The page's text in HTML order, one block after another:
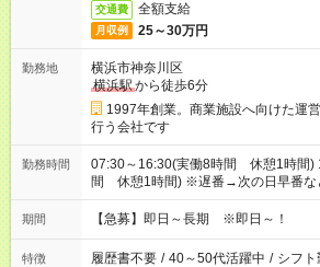
交通費 全額支給
月収例 25～30万円
勤務地
横浜市神奈川区
横浜駅から徒歩6分
1997年創業。商業施設へ向けた運
行う会社です
勤務時間
07:30～16:30(実働8時間 休憩1時間)
間 休憩1時間) ※遅番→次の日早番な
せんのでご安心ください。
期間 【急募】即日～長期 ※即日～！
特徴 履歴書不要 / 40～50代活躍中 / シフト